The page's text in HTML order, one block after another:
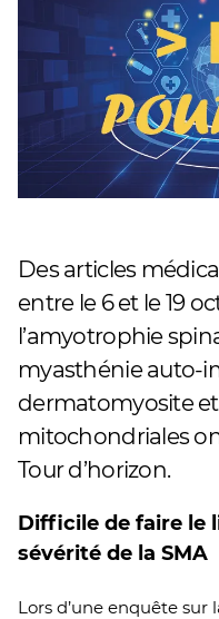
Des articles
entre le 6 et le 19
l’amyotrophie
myasthénie auto-
dermatomyosite
mitochondriales
Tour d’horizon.
Difficile de faire le
sévérité de la SMA
Lors d’une enquête sur